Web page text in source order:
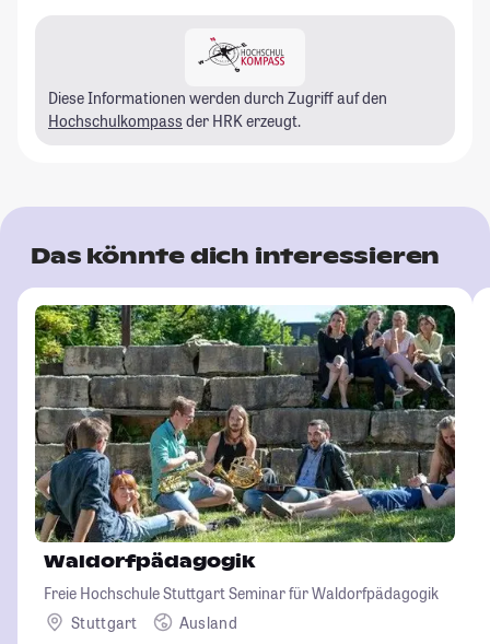
Diese Informationen werden durch Zugriff auf den
Hochschulkompass der HRK erzeugt.
Das könnte dich interessieren
Waldorfpädagogik
Freie Hochschule Stuttgart Seminar für Waldorfpädagogik
Stuttgart
Ausland